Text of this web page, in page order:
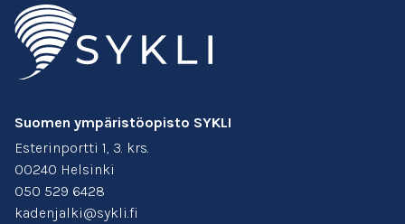
Suomen ympäristöopisto SYKLI
Esterinportti 1, 3. krs.
00240 Helsinki
050 529 6428
kadenjalki@sykli.fi